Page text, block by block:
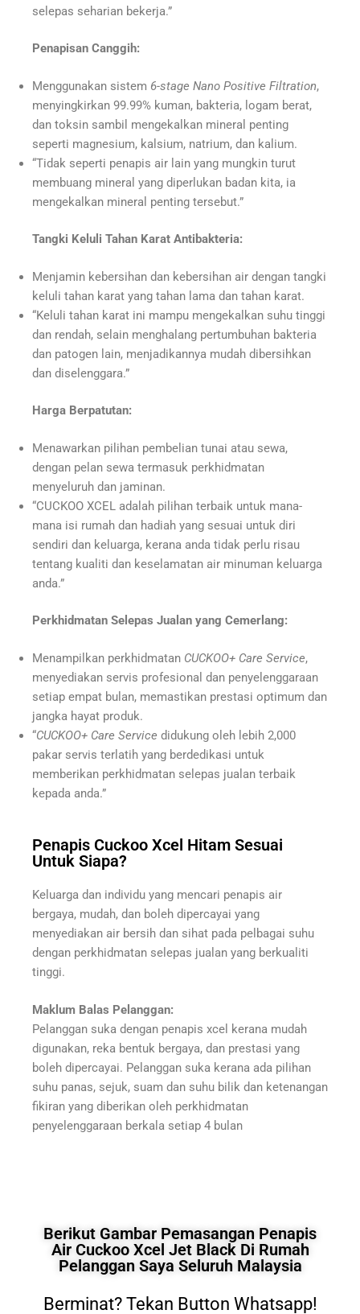
selepas seharian bekerja.”
Penapisan Canggih:
Menggunakan sistem 6-stage Nano Positive Filtration,
menyingkirkan 99.99% kuman, bakteria, logam berat,
dan toksin sambil mengekalkan mineral penting
seperti magnesium, kalsium, natrium, dan kalium.
“Tidak seperti penapis air lain yang mungkin turut
membuang mineral yang diperlukan badan kita, ia
mengekalkan mineral penting tersebut.”
Tangki Keluli Tahan Karat Antibakteria:
Menjamin kebersihan dan kebersihan air dengan tangki
keluli tahan karat yang tahan lama dan tahan karat.
“Keluli tahan karat ini mampu mengekalkan suhu tinggi
dan rendah, selain menghalang pertumbuhan bakteria
dan patogen lain, menjadikannya mudah dibersihkan
dan diselenggara.”
Harga Berpatutan:
Menawarkan pilihan pembelian tunai atau sewa,
dengan pelan sewa termasuk perkhidmatan
menyeluruh dan jaminan.
“CUCKOO XCEL adalah pilihan terbaik untuk mana-
mana isi rumah dan hadiah yang sesuai untuk diri
sendiri dan keluarga, kerana anda tidak perlu risau
tentang kualiti dan keselamatan air minuman keluarga
anda.”
Perkhidmatan Selepas Jualan yang Cemerlang:
Menampilkan perkhidmatan CUCKOO+ Care Service,
menyediakan servis profesional dan penyelenggaraan
setiap empat bulan, memastikan prestasi optimum dan
jangka hayat produk.
“CUCKOO+ Care Service didukung oleh lebih 2,000
pakar servis terlatih yang berdedikasi untuk
memberikan perkhidmatan selepas jualan terbaik
kepada anda.”
Penapis Cuckoo Xcel Hitam Sesuai
Untuk Siapa?
Keluarga dan individu yang mencari penapis air
bergaya, mudah, dan boleh dipercayai yang
menyediakan air bersih dan sihat pada pelbagai suhu
dengan perkhidmatan selepas jualan yang berkualiti
tinggi.
Maklum Balas Pelanggan:
Pelanggan suka dengan penapis xcel kerana mudah
digunakan, reka bentuk bergaya, dan prestasi yang
boleh dipercayai. Pelanggan suka kerana ada pilihan
suhu panas, sejuk, suam dan suhu bilik dan ketenangan
fikiran yang diberikan oleh perkhidmatan
penyelenggaraan berkala setiap 4 bulan
Berikut Gambar Pemasangan Penapis
Air Cuckoo Xcel Jet Black Di Rumah
Pelanggan Saya Seluruh Malaysia
Berminat? Tekan Button Whatsapp!